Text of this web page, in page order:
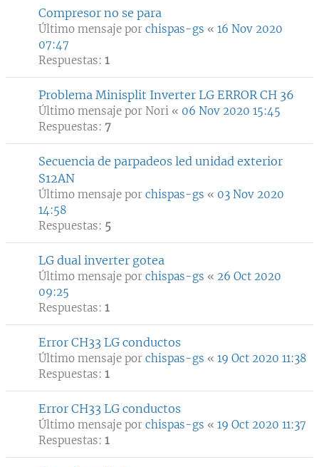
Compresor no se para
Último mensaje por chispas-gs « 16 Nov 2020
07:47
Respuestas: 1
Problema Minisplit Inverter LG ERROR CH 36
Último mensaje por Nori « 06 Nov 2020 15:45
Respuestas: 7
Secuencia de parpadeos led unidad exterior
S12AN
Último mensaje por chispas-gs « 03 Nov 2020
14:58
Respuestas: 5
LG dual inverter gotea
Último mensaje por chispas-gs « 26 Oct 2020
09:25
Respuestas: 1
Error CH33 LG conductos
Último mensaje por chispas-gs « 19 Oct 2020 11:38
Respuestas: 1
Error CH33 LG conductos
Último mensaje por chispas-gs « 19 Oct 2020 11:37
Respuestas: 1